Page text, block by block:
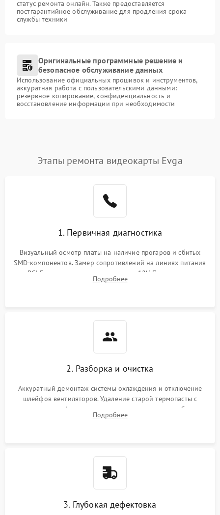
статус ремонта онлайн. Также предоставляется
постгарантийное обслуживание для продления срока
службы техники
Оригинальные программные решение и
безопасное обслуживание данных
Использование официальных прошивок и инструментов,
аккуратная работа с пользовательскими данными:
резервное копирование, конфиденциальность и
восстановление информации при необходимости
Этапы ремонта видеокарты Evga
1. Первичная диагностика
Визуальный осмотр платы на наличие прогаров и сбитых
SMD-компонентов. Замер сопротивлений на линиях питания
PCI-E и дополнительных разъемах 12V. Проверка на
короткое замыкание основных дросселей питания GPU и
Подробнее
2. Разборка и очистка
Аккуратный демонтаж системы охлаждения и отключение
шлейфов вентиляторов. Удаление старой термопасты с
кристалла графического чипа и термопрокладок с банок
памяти и зоны VRM. Очистка платы от пыли и окислов.
Подробнее
3. Глубокая дефектовка